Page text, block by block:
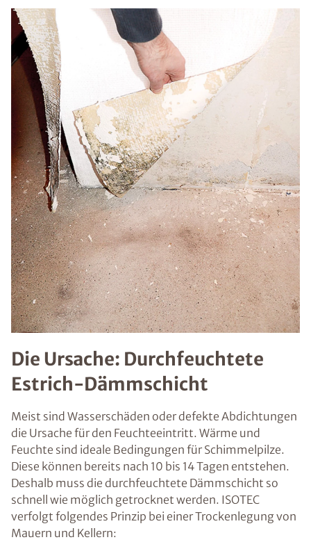
Die Ursache: Durchfeuchtete
Estrich-Dämmschicht
Meist sind Wasserschäden oder defekte Abdichtungen
die Ursache für den Feuchteeintritt. Wärme und
Feuchte sind ideale Bedingungen für Schimmelpilze.
Diese können bereits nach 10 bis 14 Tagen entstehen.
Deshalb muss die durchfeuchtete Dämmschicht so
schnell wie möglich getrocknet werden. ISOTEC
verfolgt folgendes Prinzip bei einer Trockenlegung von
Mauern und Kellern: